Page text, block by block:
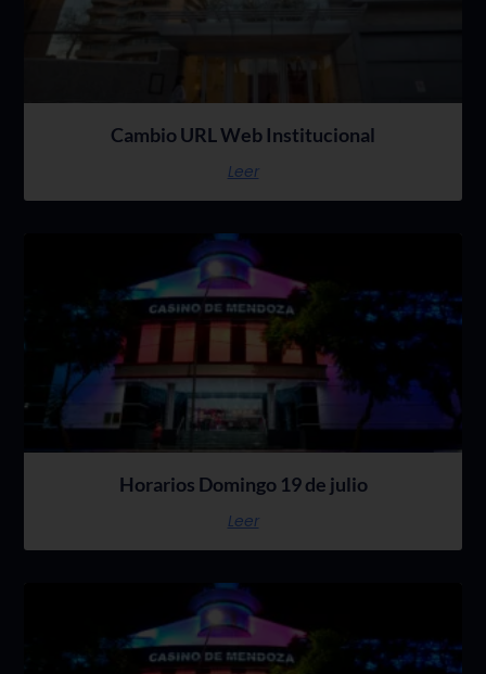
Cambio URL Web Institucional
Leer
Horarios Domingo 19 de julio
Leer